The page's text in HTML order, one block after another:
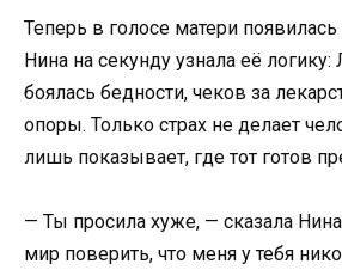
Теперь в голосе матери
Нина на секунду узнала её
боялась бедности, чеков за
опоры. Только страх не делает
лишь показывает, где тот готов
— Ты просила хуже, — сказала
мир поверить, что меня у тебя